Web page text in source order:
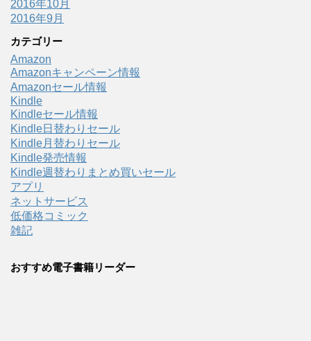
2016年10月
2016年9月
カテゴリー
Amazon
Amazonキャンペーン情報
Amazonセール情報
Kindle
Kindleセール情報
Kindle日替わりセール
Kindle月替わりセール
Kindle発売情報
Kindle週替わりまとめ買いセール
アプリ
ネットサービス
低価格コミック
雑記
おすすめ電子書籍リーダー